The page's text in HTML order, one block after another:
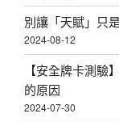
別讓「天賦」只
2024-08-12
【安全牌卡測驗
的原因
2024-07-30